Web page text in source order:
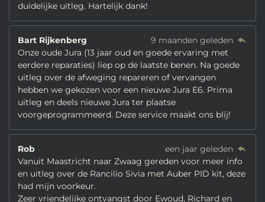
duidelijke uitleg. Hartelijk dank!
Bart Rijkenberg
9 maanden geleden
Onze oude Jura (13 jaar oud en goede ervaring met
eerdere reparaties) liep op de laatste benen. Na goede
uitleg over de afweging repareren of vervangen
hebben we gekozen voor een nieuwe Jura E6. Prima
uitleg en deels nieuwe Jura ter plaatse
voorgeprogrammeerd. Deze service maakt ons blij!
Rob
een jaar geleden
Vanuit Maastricht naar Zwaag gereden voor meer info
en uitleg over de Rancilio Sivia met Auber PID kit, deze
had mijn voorkeur.
Zeer vriendelijke ontvangst door Ewoud, Richard en